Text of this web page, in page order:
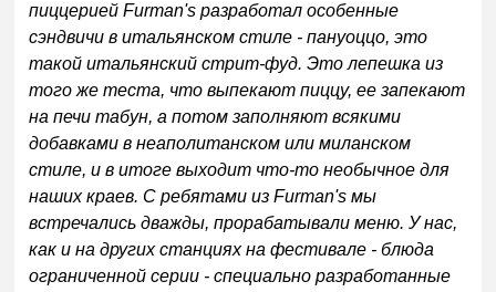
пиццерией Furman's разработал особенные
сэндвичи в итальянском стиле - пануоццо, это
такой итальянский стрит-фуд. Это лепешка из
того же теста, что выпекают пиццу, ее запекают
на печи табун, а потом заполняют всякими
добавками в неаполитанском или миланском
стиле, и в итоге выходит что-то необычное для
наших краев. С ребятами из Furman's мы
встречались дважды, прорабатывали меню. У нас,
как и на других станциях на фестивале - блюда
ограниченной серии - специально разработанные